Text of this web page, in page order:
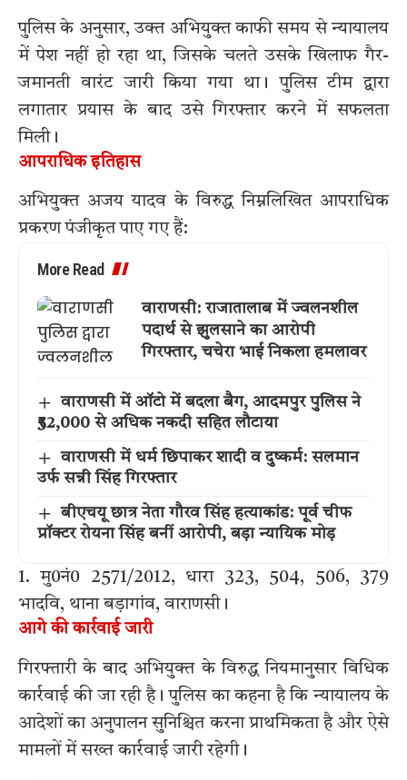
पुलिस के अनुसार, उक्त अभियुक्त काफी समय से न्यायालय
में पेश नहीं हो रहा था, जिसके चलते उसके खिलाफ गैर-
जमानती वारंट जारी किया गया था। पुलिस टीम द्वारा
लगातार प्रयास के बाद उसे गिरफ्तार करने में सफलता
मिली।
आपराधिक इतिहास
अभियुक्त अजय यादव के विरुद्ध निम्नलिखित आपराधिक
प्रकरण पंजीकृत पाए गए हैं:
More Read
वाराणसी: राजातालाब में ज्वलनशील
पदार्थ से झुलसाने का आरोपी
गिरफ्तार, चचेरा भाई निकला हमलावर
वाराणसी में ऑटो में बदला बैग, आदमपुर पुलिस ने
₹52,000 से अधिक नकदी सहित लौटाया
वाराणसी में धर्म छिपाकर शादी व दुष्कर्म: सलमान
उर्फ सन्नी सिंह गिरफ्तार
बीएचयू छात्र नेता गौरव सिंह हत्याकांड: पूर्व चीफ
प्रॉक्टर रोयना सिंह बनीं आरोपी, बड़ा न्यायिक मोड़
1. मु0नं0 2571/2012, धारा 323, 504, 506, 379
भादवि, थाना बड़ागांव, वाराणसी।
आगे की कार्रवाई जारी
गिरफ्तारी के बाद अभियुक्त के विरुद्ध नियमानुसार विधिक
कार्रवाई की जा रही है। पुलिस का कहना है कि न्यायालय के
आदेशों का अनुपालन सुनिश्चित करना प्राथमिकता है और ऐसे
मामलों में सख्त कार्रवाई जारी रहेगी।